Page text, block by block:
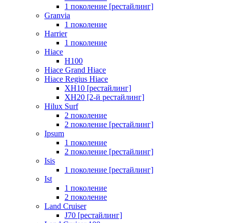
1 поколение [рестайлинг]
Granvia
1 поколение
Harrier
1 поколение
Hiace
H100
Hiace Grand Hiace
Hiace Regius Hiace
XH10 [рестайлинг]
XH20 [2-й рестайлинг]
Hilux Surf
2 поколение
2 поколение [рестайлинг]
Ipsum
1 поколение
2 поколение [рестайлинг]
Isis
1 поколение [рестайлинг]
Ist
1 поколение
2 поколение
Land Cruiser
J70 [рестайлинг]